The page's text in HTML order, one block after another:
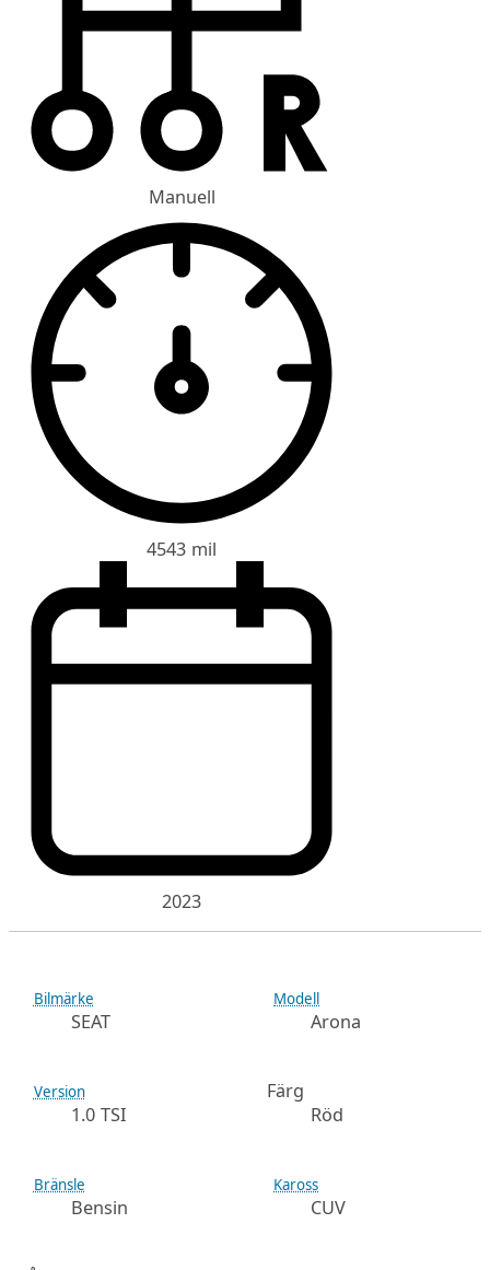
Manuell
4543 mil
2023
Bilmärke
SEAT
Modell
Arona
Version
1.0 TSI
Färg
Röd
Bränsle
Bensin
Kaross
CUV